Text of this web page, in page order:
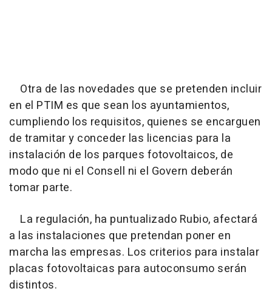
Otra de las novedades que se pretenden incluir
en el PTIM es que sean los ayuntamientos,
cumpliendo los requisitos, quienes se encarguen
de tramitar y conceder las licencias para la
instalación de los parques fotovoltaicos, de
modo que ni el Consell ni el Govern deberán
tomar parte.
La regulación, ha puntualizado Rubio, afectará
a las instalaciones que pretendan poner en
marcha las empresas. Los criterios para instalar
placas fotovoltaicas para autoconsumo serán
distintos.